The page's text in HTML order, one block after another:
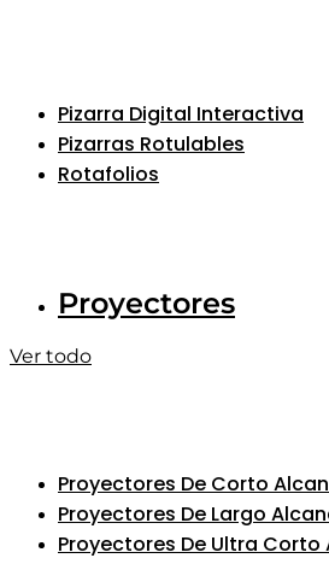
Pizarra Digital Interactiva
Pizarras Rotulables
Rotafolios
Proyectores
Ver todo
Proyectores De Corto
Proyectores De Largo
Proyectores De Ultra Corto